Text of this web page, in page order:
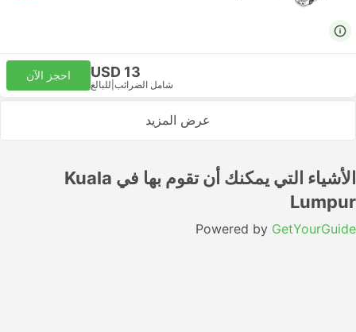
USD 13
شامل الضرائب للبالغ
احجز الآن
عرض المزيد
الأشياء التي يمكنك أن تقوم بها في Kuala
Lumpur
Powered by GetYourGuide